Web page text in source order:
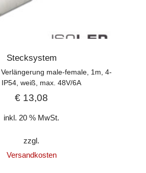
Stecksystem
male-female, 1m, 4-
IP54, weiß, max. 48V/6A
€ 13,08
inkl. 20 % MwSt.
zzgl.
Versandkosten